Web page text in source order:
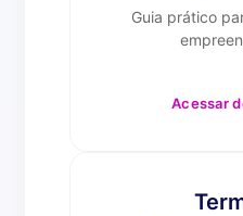
Guia prático
Acessar